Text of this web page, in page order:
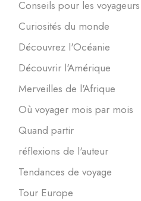
Conseils pour les voyageurs
Curiosités du monde
Découvrez l'Océanie
Découvrir l'Amérique
Merveilles de l'Afrique
Où voyager mois par mois
Quand partir
réflexions de l'auteur
Tendances de voyage
Tour Europe